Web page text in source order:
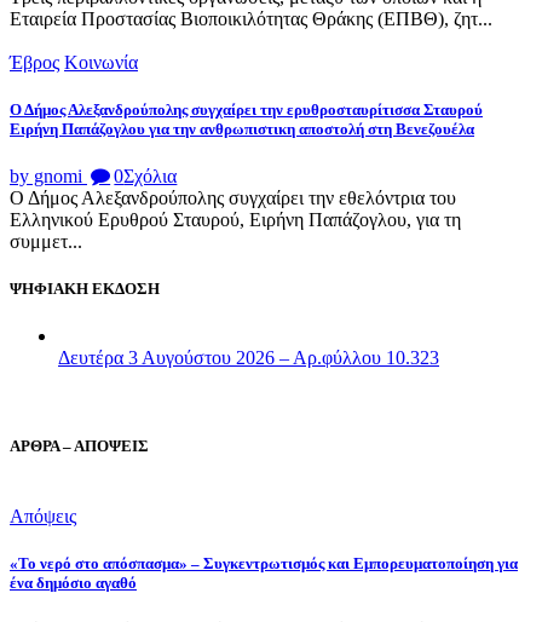
Εταιρεία Προστασίας Βιοποικιλότητας Θράκης (ΕΠΒΘ), ζητ...
Έβρος Κοινωνία
Ο Δήμος Αλεξανδρούπολης συγχαίρει την ερυθροσταυρίτισσα Σταυρού
Ειρήνη Παπάζογλου για την ανθρωπιστικη αποστολή στη Βενεζουέλα
by gnomi 0Σχόλια
Ο Δήμος Αλεξανδρούπολης συγχαίρει την εθελόντρια του
Ελληνικού Ερυθρού Σταυρού, Ειρήνη Παπάζογλου, για τη
συμμετ...
ΨΗΦΙΑΚΗ ΕΚΔΟΣΗ
Δευτέρα 3 Αυγούστου 2026 – Αρ.φύλλου 10.323
ΑΡΘΡΑ – ΑΠΟΨΕΙΣ
Απόψεις
«Το νερό στο απόσπασμα» – Συγκεντρωτισμός και Εμπορευματοποίηση για
ένα δημόσιο αγαθό